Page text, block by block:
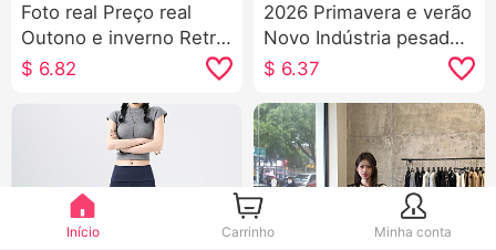
Foto real Preço real
Outono e inverno Retrô
Estilo Chanel pequeno
$ 6.82
2026 Primavera e verão
Novo Indústria pesada
Bordado Gola de
feminino Francês Retrô
Proteção Solar Cardigã
$ 6.37
Início Carrinho Minha conta